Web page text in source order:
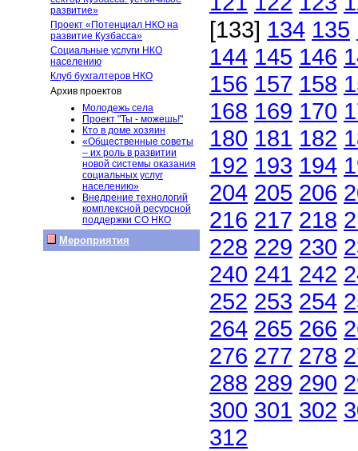
развитие»
Проект «Потенциал НКО на
развитие Кузбасса»
Социальные услуги НКО
населению
Клуб бухгалтеров НКО
Архив проектов
Молодежь села
Проект "Ты - можешь!"
Кто в доме хозяин
«Общественные советы
– их роль в развитии
новой системы оказания
социальных услуг
населению»
Внедрение технологий
комплексной ресурсной
поддержки СО НКО
Мероприятия
[133] 134 135
144 145 146
156 157 158
168 169 170
180 181 182
192 193 194
204 205 206
216 217 218
228 229 230
240 241 242
252 253 254
264 265 266
276 277 278
288 289 290
300 301 302
312